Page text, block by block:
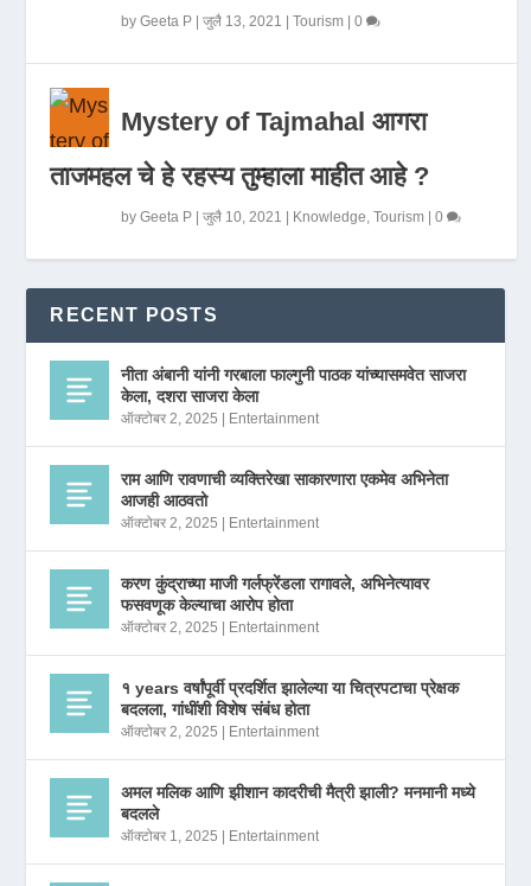
byGeeta P |जुलै 13, 2021 |Tourism |0
Mystery of Tajmahal आगरा
ताजमहल चे हे रहस्य तुम्हाला माहीत आहे ?
byGeeta P |जुलै 10, 2021 Knowledge,Tourism |0
RECENT POSTS
नीता अंबानी यांनी गरबाला फाल्गुनी पाठक यांच्यासमवेत साजरा
केला, दशरा साजरा केला
ऑक्टोबर 2, 2025 Entertainment
राम आणि रावणाची व्यक्तिरेखा साकारणारा एकमेव अभिनेता
आजही आठवतो
ऑक्टोबर 2, 2025 Entertainment
करण कुंद्राच्या माजी गर्लफ्रेंडला रागावले, अभिनेत्यावर
फसवणूक केल्याचा आरोप होता
ऑक्टोबर 2, 2025 Entertainment
१ years वर्षांपूर्वी प्रदर्शित झालेल्या या चित्रपटाचा प्रेक्षक
बदलला, गांधींशी विशेष संबंध होता
ऑक्टोबर 2, 2025 Entertainment
अमल मलिक आणि झीशान कादरीची मैत्री झाली? मनमानी मध्ये
बदलले
ऑक्टोबर 1, 2025 Entertainment